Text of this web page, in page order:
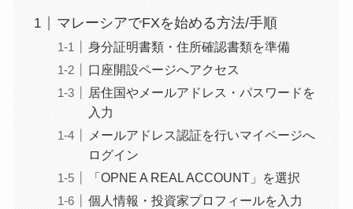
マレーシアでFXを始める方法/手順
身分証明書類・住所確認書類を準備
口座開設ページへアクセス
居住国やメールアドレス・パスワードを
入力
メールアドレス認証を行いマイページへ
ログイン
「OPNE A REAL ACCOUNT」を選択
個人情報・投資家プロフィールを入力